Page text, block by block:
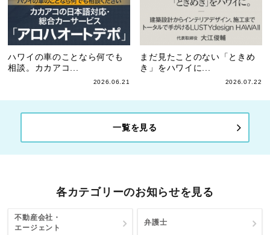
ハワイの車のことなら何でも
相談。カカアコ...
2026.06.21
まだ見たことのない「ときめ
き」をハワイに...
2026.07.22
一覧を見る
各カテゴリーのお知らせを見る
不動産会社・
エージェント
弁護士